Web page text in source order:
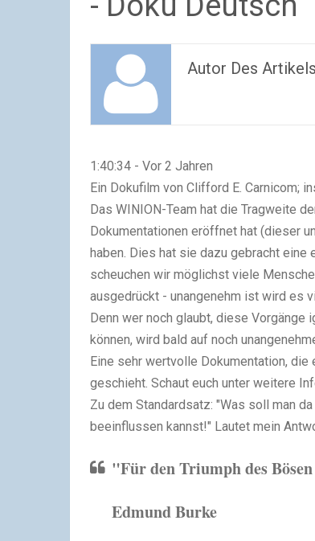
Autor Des
1:40:34 - Vor 2 Jahren
Ein Dokufilm von Clifford E. Carnicom;
Das WINION-Team hat die Tragweite
Dokumentationen eröffnet hat (dieser
haben. Dies hat sie dazu gebracht
scheuchen wir möglichst viele
ausgedrückt - unangenehm ist wird es
Denn wer noch glaubt, diese Vorgänge
können, wird bald auf noch
Eine sehr wertvolle Dokumentation,
geschieht. Schaut euch unter weitere
Zu dem Standardsatz: "Was soll man
beeinflussen kannst!" Lautet mein
"Für den Triumph des
Edmund Burke